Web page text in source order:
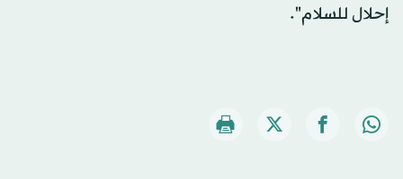
إحلال للسلام".